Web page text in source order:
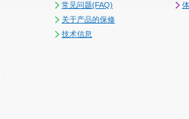
常见问题(FAQ)
关于产品的保修
技术信息